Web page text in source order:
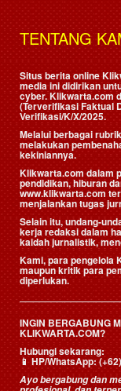
TENTANG
Situs berita online
media ini didirikan
cyber. Klikwarta.com
(Terverifikasi Faktual
Verifikasi/K/X/2025.
Melalui berbagai
melakukan
kekiniannya.
Klikwarta.com dalam
pendidikan, hiburan
www.klikwarta.com
menjalankan tugas
Selain itu, undang-
kerja redaksi dalam
kaidah jurnalistik,
Kami, para pengelola
maupun kritik para
diperlukan.
INGIN BERGABUNG
KLIKWARTA.COM?
Hubungi sekarang:
📱HP/WhatsApp:
Ayo bergabung dan